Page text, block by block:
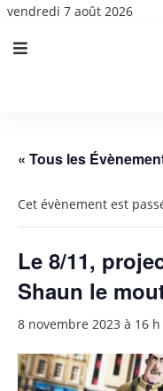
vendredi 7 août 2026
« Tous les
Cet évènement est
Le 8/11,
Shaun le
8 novembre 2023 à 16